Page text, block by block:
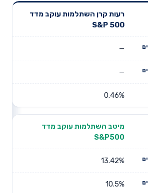
שנתית 3
תשואה
דמי ניהול
רעות קרן השתלמות עוקב מדד
S&P 500
—
—
0.46%
מיטב השתלמות עוקב מדד
S&P500
13.42%
10.5%